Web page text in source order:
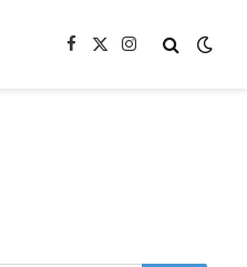
Facebook
X
Instagram